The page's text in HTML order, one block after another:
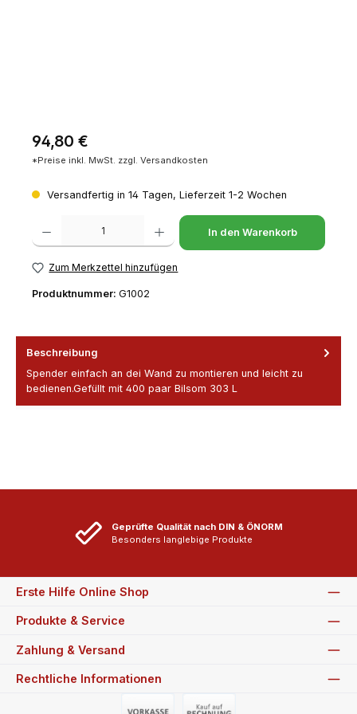
Regulärer Preis:
94,80 €
*Preise inkl. MwSt. zzgl. Versandkosten
Versandfertig in 14 Tagen, Lieferzeit 1-2 Wochen
Produkt Anzahl: Gib den gewünschten Wert ein oder benutze die
In den Warenkorb
Zum Merkzettel hinzufügen
Produktnummer: G1002
Beschreibung
Spender einfach an dei Wand zu montieren und leicht zu
bedienen.Gefüllt mit 400 paar Bilsom 303 L
Geprüfte Qualität nach DIN & ÖNORM
Besonders langlebige Produkte
Erste Hilfe Online Shop
Produkte & Service
Zahlung & Versand
Rechtliche Informationen